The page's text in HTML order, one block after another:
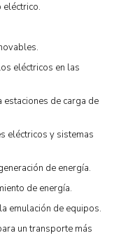
eléctrico.
eléctricos en las
estaciones de carga de
eléctricos y sistemas
de energía.
de energía.
emulación de equipos.
un transporte más